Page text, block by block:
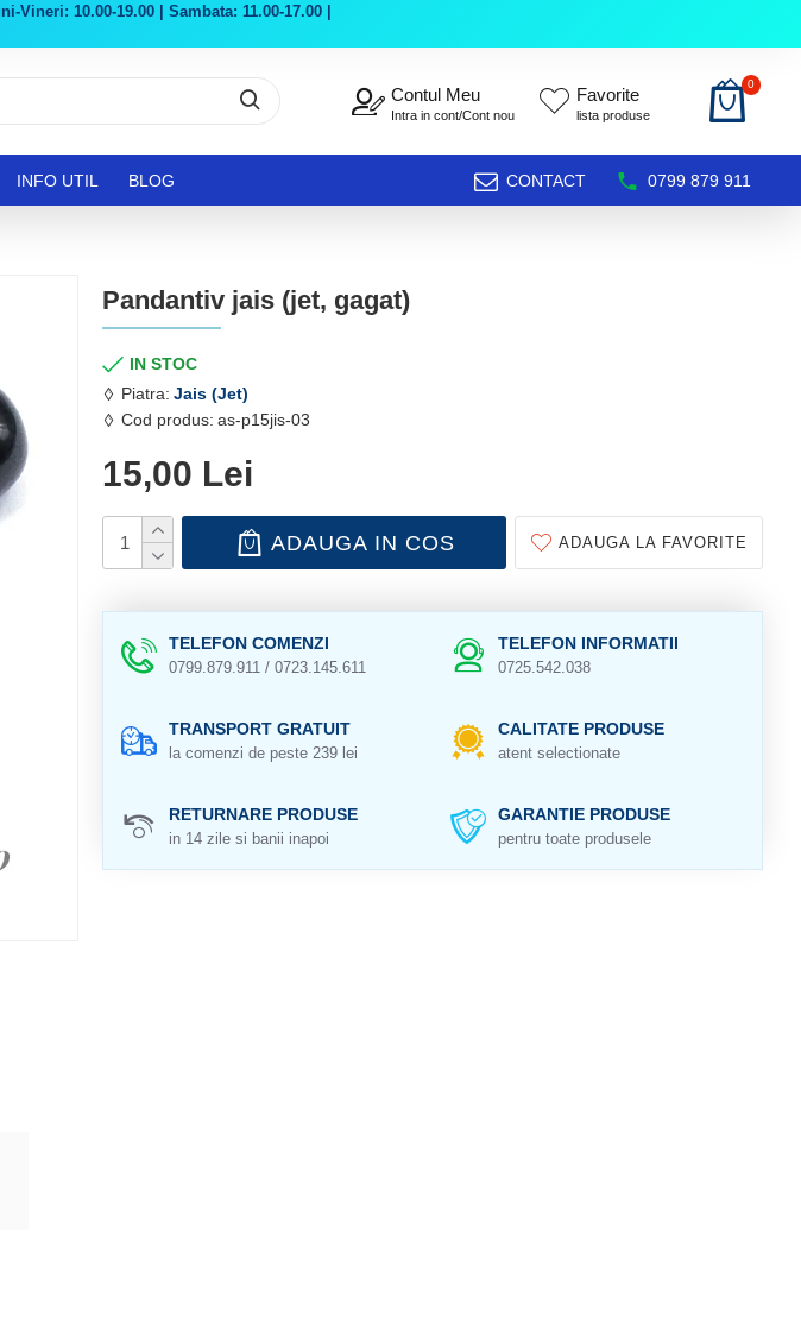
10.00-19.00 | Sambata: 11.00-17.00 |
Contul Meu
Intra in cont/Cont nou
Favorite
lista produse
0
INFO UTIL BLOG CONTACT 0799 879 911
Pandantiv jais (jet, gagat)
IN STOC
Piatra: Jais (Jet)
Cod produs: as-p15jis-03
15,00 Lei
ADAUGA IN COS ADAUGA LA FAVORITE
TELEFON COMENZI
0799.879.911 / 0723.145.611
TELEFON INFORMATII
0725.542.038
TRANSPORT GRATUIT
la comenzi de peste 239 lei
CALITATE PRODUSE
atent selectionate
RETURNARE PRODUSE
in 14 zile si banii inapoi
GARANTIE PRODUSE
pentru toate produsele